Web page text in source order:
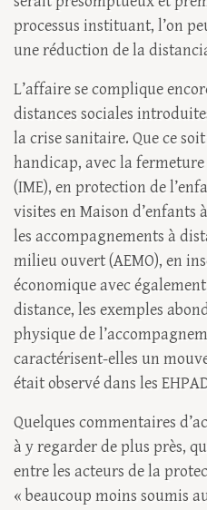
processus instituant, l’on
une réduction de la
L’affaire se complique
distances sociales
la crise sanitaire. Que ce
handicap, avec la
(IME), en protection de
visites en Maison d’enfants
les accompagnements à
milieu ouvert (AEMO), en
économique avec
distance, les exemples
physique de
caractérisent-elles un
était observé dans les
Quelques commentaires
à y regarder de plus près,
entre les acteurs de la
« beaucoup moins soumis